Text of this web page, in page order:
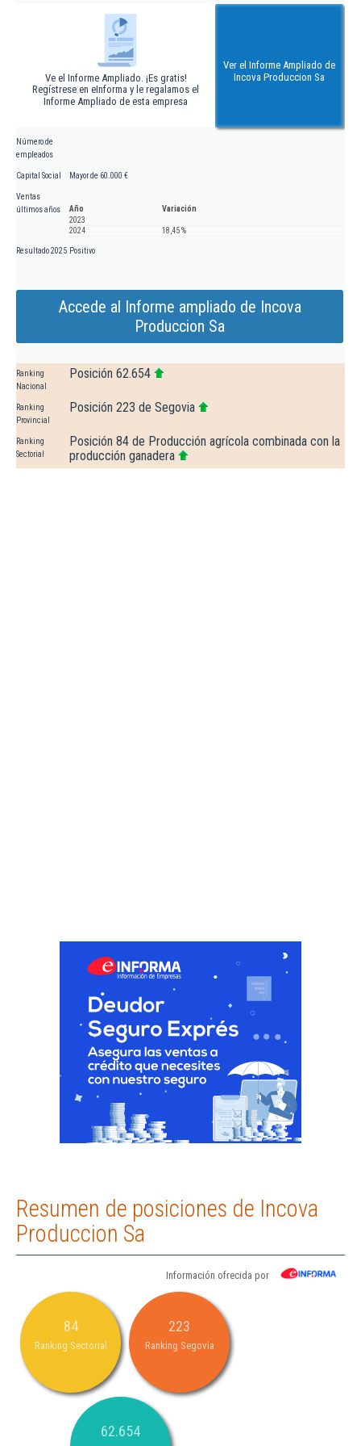
Ve el Informe Ampliado. ¡Es gratis!
Regístrese en eInforma y le regalamos el
Informe Ampliado de esta empresa
Ver el Informe Ampliado de
Incova Produccion Sa
Número de
empleados
Capital Social Mayor de 60.000 €
Ventas
últimos años
Año
Variación
2023
2024
18,45 %
Resultado 2025 Positivo
Accede al Informe ampliado de Incova
Produccion Sa
Ranking
Nacional
Posición 62.654
Ranking
Provincial
Posición 223 de Segovia
Ranking
Sectorial
Posición 84 de Producción agrícola combinada con la
producción ganadera
Resumen de posiciones de Incova
Produccion Sa
Información ofrecida por
84
Ranking Sectorial
223
Ranking Segovia
62.654